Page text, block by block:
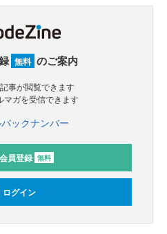
無料 のご案内
事が閲覧できます
マガを受信できます
ックナンバー
員登録 無料
ログイン